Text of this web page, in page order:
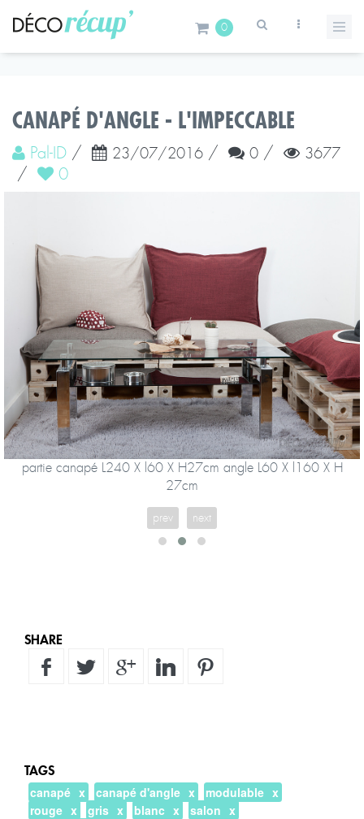
0
CANAPÉ D'ANGLE - L'IMPECCABLE
Pal-ID / 23/07/2016 / 0 / 3677
/ 0
partie canapé L240 X l60 X H27cm angle L60 X l160 X H
27cm
prev next
SHARE
TAGS
canapé canapé d'angle
modulable
rouge
gris blanc
salon